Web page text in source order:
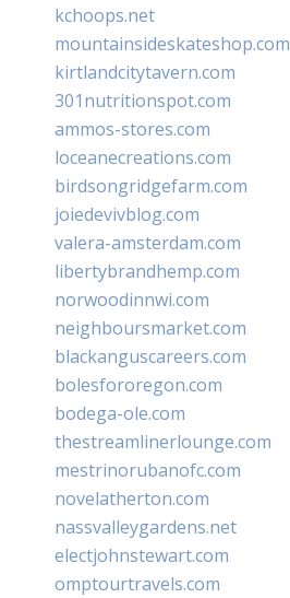
kchoops.net
mountainsideskateshop.com
kirtlandcitytavern.com
301nutritionspot.com
ammos-stores.com
loceanecreations.com
birdsongridgefarm.com
joiedevivblog.com
valera-amsterdam.com
libertybrandhemp.com
norwoodinnwi.com
neighboursmarket.com
blackanguscareers.com
bolesfororegon.com
bodega-ole.com
thestreamlinerlounge.com
mestrinorubanofc.com
novelatherton.com
nassvalleygardens.net
electjohnstewart.com
omptourtravels.com